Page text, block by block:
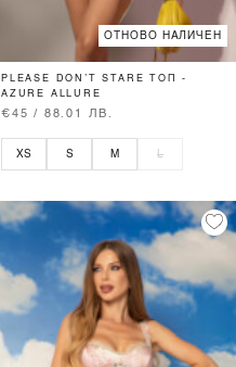
ОТНОВО НАЛИЧЕН
PLEASE DON’T STARE ТОП -
AZURE ALLURE
€45 / 88.01 ЛВ.
XS S M L